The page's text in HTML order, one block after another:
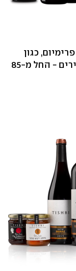
כגון
ריבות, שמן זית, ברנדי ושוקולד. המחירים - החל מ-85